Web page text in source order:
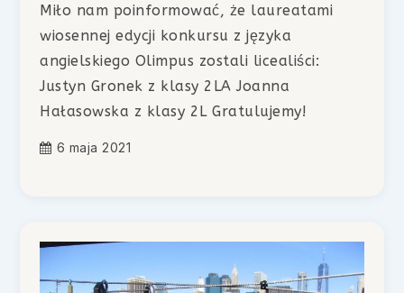
Miło nam poinformować, że laureatami
wiosennej edycji konkursu z języka
angielskiego Olimpus zostali licealiści:
Justyn Gronek z klasy 2LA Joanna
Hałasowska z klasy 2L Gratulujemy!
6 maja 2021